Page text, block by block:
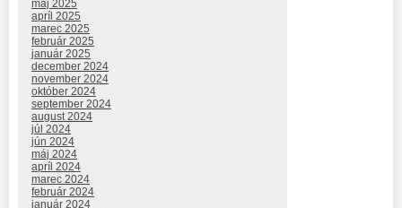
máj 2025
apríl 2025
marec 2025
február 2025
január 2025
december 2024
november 2024
október 2024
september 2024
august 2024
júl 2024
jún 2024
máj 2024
apríl 2024
marec 2024
február 2024
január 2024